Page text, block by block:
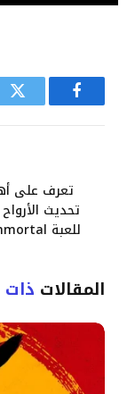
فيسبوك
تعرف على
تحديث
للعبة Diablo Immortal
المقالات ذات